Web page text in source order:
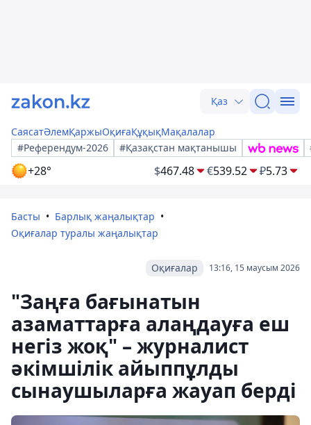
Қаз
СаясатӘлемҚаржыОқиғаҚұқықМақалалар
#Референдум-2026
#Қазақстан мақтанышы
+28° $467.48 €539.52 ₽5.73
Басты
Барлық жаңалықтар
Оқиғалар туралы жаңалықтар
13:16, 15 маусым 2026
Оқиғалар
"Заңға бағынатын
азаматтарға алаңдауға еш
негіз жоқ" – журналист
әкімшілік айыппұлды
сынаушыларға жауап берді